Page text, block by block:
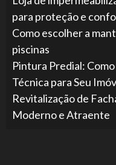
para proteção e
Como escolher a
piscinas
Pintura Predial:
Técnica para Seu
Revitalização de
Moderno e Atraente